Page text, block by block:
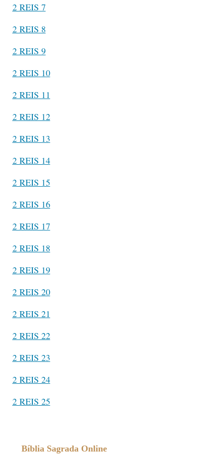
2 REIS 7
2 REIS 8
2 REIS 9
2 REIS 10
2 REIS 11
2 REIS 12
2 REIS 13
2 REIS 14
2 REIS 15
2 REIS 16
2 REIS 17
2 REIS 18
2 REIS 19
2 REIS 20
2 REIS 21
2 REIS 22
2 REIS 23
2 REIS 24
2 REIS 25
Bíblia Sagrada Online